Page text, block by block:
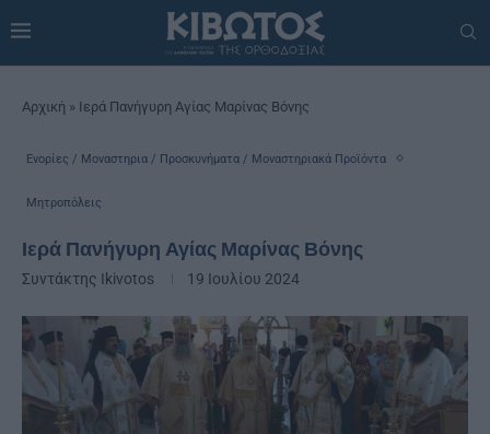
Αρχική » Ιερά Πανήγυρη Αγίας Μαρίνας Βόνης
Ενορίες / Μοναστηρια / Προσκυνήματα / Μοναστηριακά Προϊόντα
Μητροπόλεις
Ιερά Πανήγυρη Αγίας Μαρίνας Βόνης
Συντάκτης Ikivotos 19 Ιουλίου 2024